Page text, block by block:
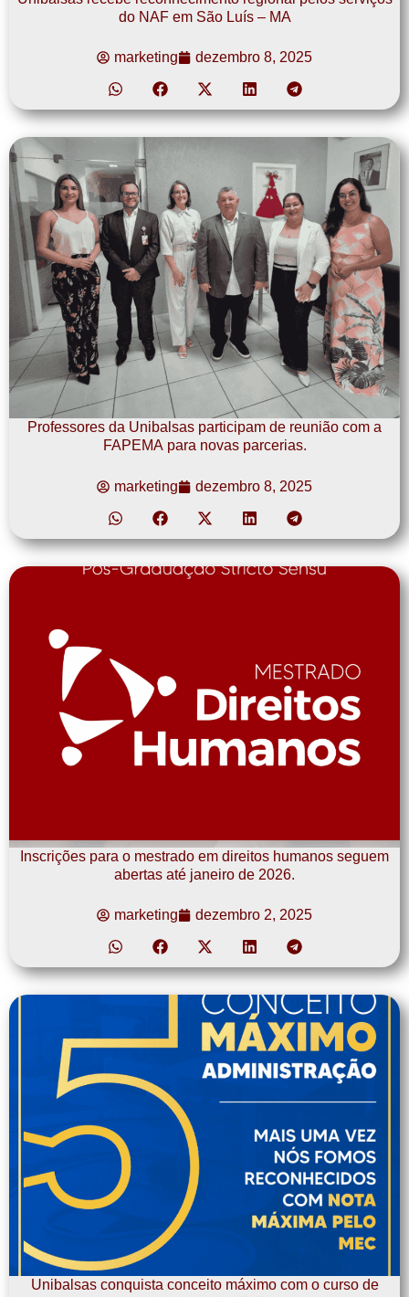
do NAF em São Luís – MA
marketing dezembro 8, 2025
Professores da Unibalsas participam de reunião com a
FAPEMA para novas parcerias.
marketing dezembro 8, 2025
Inscrições para o mestrado em direitos humanos seguem
abertas até janeiro de 2026.
marketing dezembro 2, 2025
Unibalsas conquista conceito máximo com o curso de